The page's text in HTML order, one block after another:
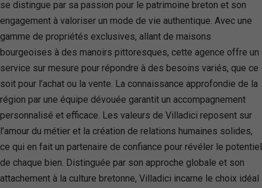
se distingue par sa passion pour le patrimoine breton et son
engagement à valoriser un mode de vie authentique. Avec une
gamme de propriétés exclusives, allant de maisons
bourgeoises à des manoirs pittoresques, cette agence offre un
service sur mesure pour répondre à des besoins variés, que ce
soit pour l’achat ou la vente. La connaissance approfondie de la
région par une équipe dévouée garantit un accompagnement
personnalisé et efficace. Les valeurs de Villadici reposent sur
l’amour du métier et la création de relations humaines solides,
ce qui en fait un partenaire de confiance pour révéler le potentiel
de chaque bien. Distinguée par son approche globale et son
attachement à la culture bretonne, Villadici incarne le choix idéal